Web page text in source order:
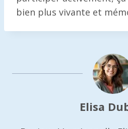
bien plus vivante et
Elisa